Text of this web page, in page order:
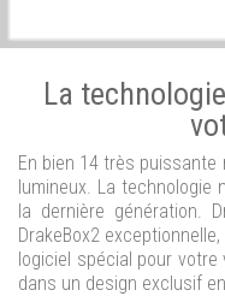
La
En bien 14 très
lumineux. La technologie
la dernière génération.
DrakeBox2
logiciel spécial pour
dans un design exclusif